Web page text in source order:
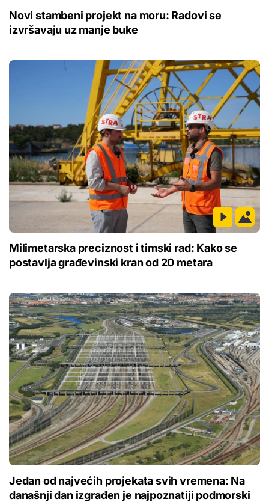
Novi stambeni projekt na moru: Radovi se
izvršavaju uz manje buke
Milimetarska preciznost i timski rad: Kako se
postavlja građevinski kran od 20 metara
Jedan od najvećih projekata svih vremena: Na
današnji dan izgrađen je najpoznatiji podmorski